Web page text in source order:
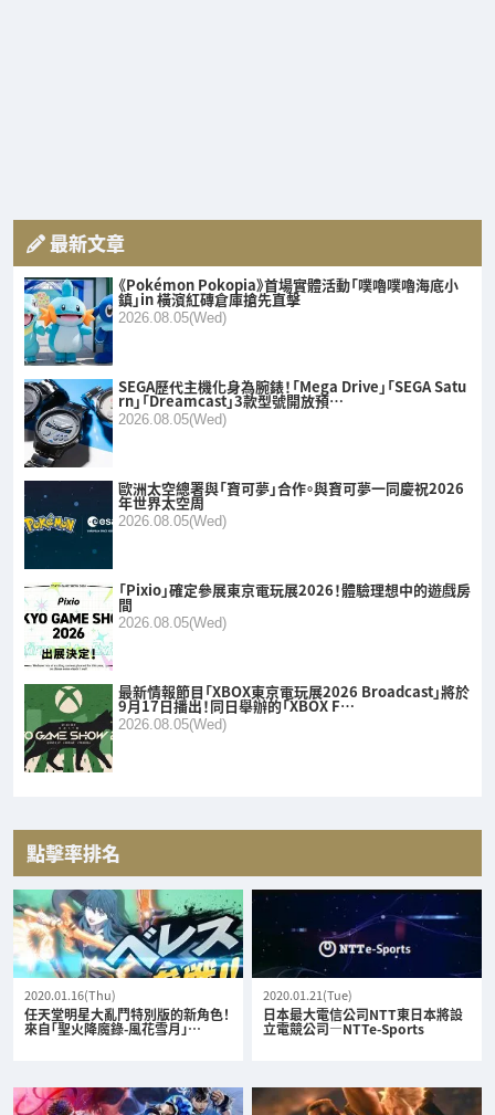
最新文章
《Pokémon Pokopia》首場實體活動「噗嚕噗嚕海底小
鎮」in 橫濱紅磚倉庫搶先直擊
2026.08.05(Wed)
SEGA歷代主機化身為腕錶！「Mega Drive」「SEGA Satu
rn」「Dreamcast」3款型號開放預…
2026.08.05(Wed)
歐洲太空總署與「寶可夢」合作。與寶可夢一同慶祝2026
年世界太空周
2026.08.05(Wed)
「Pixio」確定參展東京電玩展2026！體驗理想中的遊戲房
間
2026.08.05(Wed)
最新情報節目「XBOX東京電玩展2026 Broadcast」將於
9月17日播出！同日舉辦的「XBOX F…
2026.08.05(Wed)
點擊率排名
2020.01.16(Thu)
任天堂明星大亂鬥特別版的新角色！
來自「聖火降魔錄-風花雪月」…
2020.01.21(Tue)
日本最大電信公司NTT東日本將設
立電競公司—NTTe-Sports